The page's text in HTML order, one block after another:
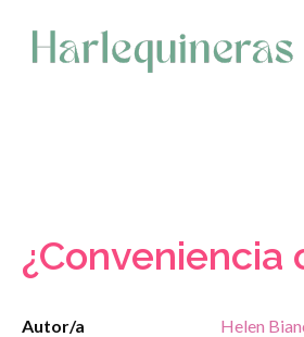
contenido
¿Conveniencia
Autor/a Helen